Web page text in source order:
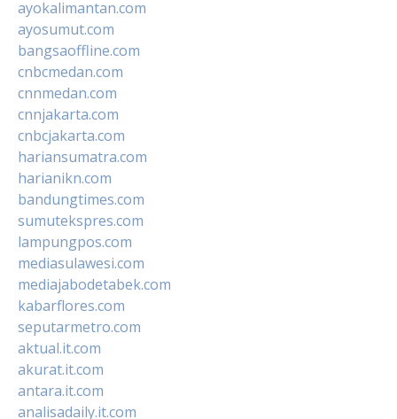
ayokalimantan.com
ayosumut.com
bangsaoffline.com
cnbcmedan.com
cnnmedan.com
cnnjakarta.com
cnbcjakarta.com
hariansumatra.com
harianikn.com
bandungtimes.com
sumutekspres.com
lampungpos.com
mediasulawesi.com
mediajabodetabek.com
kabarflores.com
seputarmetro.com
aktual.it.com
akurat.it.com
antara.it.com
analisadaily.it.com